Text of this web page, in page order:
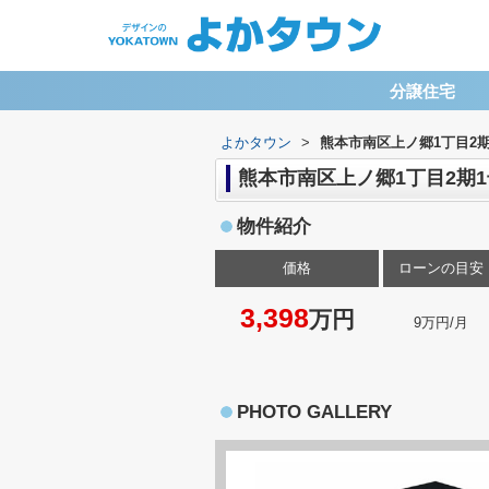
分譲住宅
よかタウン > 熊本市南区上ノ郷1丁目2
熊本市南区上ノ郷1丁目2期
物件紹介
価格
3,398万円
ローンの目安
9万円/月
PHOTO GALLERY